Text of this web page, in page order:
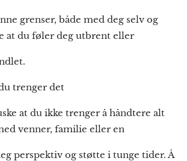
grenser, både med deg selv og
at du føler deg utbrent eller
trenger det
at du ikke trenger å håndtere alt
venner, familie eller en
perspektiv og støtte i tunge tider. Å